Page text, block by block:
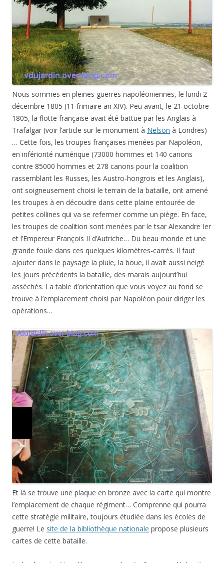
Nous sommes en pleines guerres napoléoniennes, le lundi 2
décembre 1805 (11 frimaire an XIV). Peu avant, le 21 octobre
1805, la flotte française avait été battue par les Anglais à
Trafalgar (voir l’article sur le monument à Nelson à Londres)
… Cette fois, les troupes françaises menées par Napoléon,
en infériorité numérique (73000 hommes et 140 canons
contre 85000 hommes et 278 canons pour la coalition
rassemblant les Russes, les Austro-hongrois et les Anglais),
ont soigneusement choisi le terrain de la bataille, ont amené
les troupes à en découdre dans cette plaine entourée de
petites collines qui va se refermer comme un piège. En face,
les troupes de coalition sont menées par le tsar Alexandre Ier
et l’Empereur François II d’Autriche… Du beau monde et une
grande foule dans ces quelques kilomètres-carrés. Il faut
ajouter dans le paysage la pluie, la boue, il avait aussi neigé
les jours précédents la bataille, des marais aujourd’hui
asséchés. La table d’orientation que vous voyez au fond se
trouve à l’emplacement choisi par Napoléon pour diriger les
opérations…
Et là se trouve une plaque en bronze avec la carte qui montre
l’emplacement de chaque régiment… Comprenne qui pourra
cette stratégie militaire, toujours étudiée dans les écoles de
guerre! Le site de la bibliothèque nationale propose plusieurs
cartes de cette bataille.